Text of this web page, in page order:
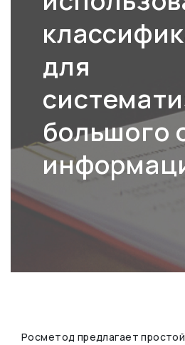
для
большого
Росметод предлагает